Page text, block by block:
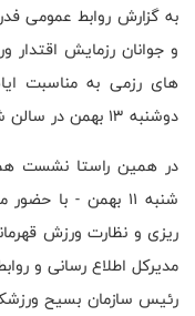
به گزارش روابط عمومی
و جوانان رزمایش
دوشنبه ۱۳ بهمن در سالن شهید افراسیابی تهران برگزار خواهد شد.
در همین راستا نشست
شنبه ۱۱ بهمن - با
ریزی و نظارت ورزش
مدیرکل اطلاع رسانی و
رئیس سازمان بسیح